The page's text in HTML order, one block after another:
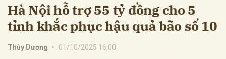
Hà Nội hỗ trợ 55 tỷ đồng cho 5
tỉnh khắc phục hậu quả bão số 10
Thùy Dương • 01/10/2025 16:00
Hủy